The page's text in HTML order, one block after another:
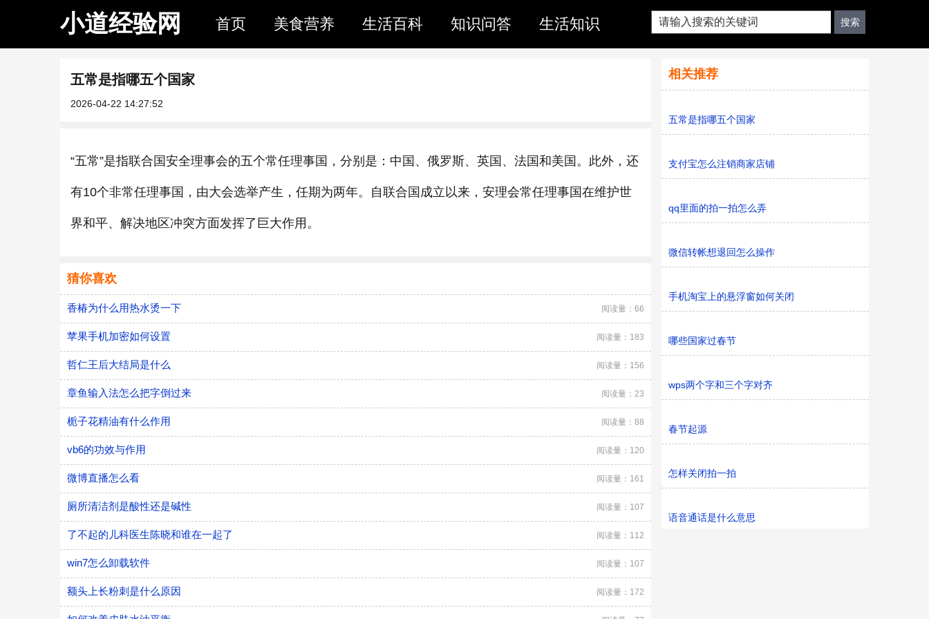
小道经验网 首页 美食营养 生活百科 知识问答 生活知识
五常是指哪五个国家
2026-04-22 14:27:52
“五常”是指联合国安全理事会的五个常任理事国，分别是：中国、俄罗斯、英国、法国和美国。此外，还
有10个非常任理事国，由大会选举产生，任期为两年。自联合国成立以来，安理会常任理事国在维护世
界和平、解决地区冲突方面发挥了巨大作用。
猜你喜欢
香椿为什么用热水烫一下 阅读量：66
苹果手机加密如何设置 阅读量：183
哲仁王后大结局是什么 阅读量：156
章鱼输入法怎么把字倒过来 阅读量：23
栀子花精油有什么作用 阅读量：88
vb6的功效与作用 阅读量：120
微博直播怎么看 阅读量：161
厕所清洁剂是酸性还是碱性 阅读量：107
了不起的儿科医生陈晓和谁在一起了 阅读量：112
win7怎么卸载软件 阅读量：107
额头上长粉刺是什么原因 阅读量：172
相关推荐
五常是指哪五个国家
支付宝怎么注销商家店铺
qq里面的拍一拍怎么弄
微信转帐想退回怎么操作
手机淘宝上的悬浮窗如何关闭
哪些国家过春节
wps两个字和三个字对齐
春节起源
怎样关闭拍一拍
语音通话是什么意思